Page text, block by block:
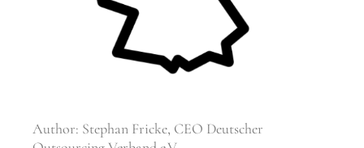
Author: Stephan Fricke, CEO Deutscher